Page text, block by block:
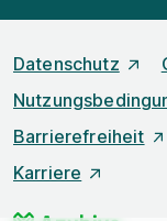
Datenschutz
Barrierefreiheit
Karriere